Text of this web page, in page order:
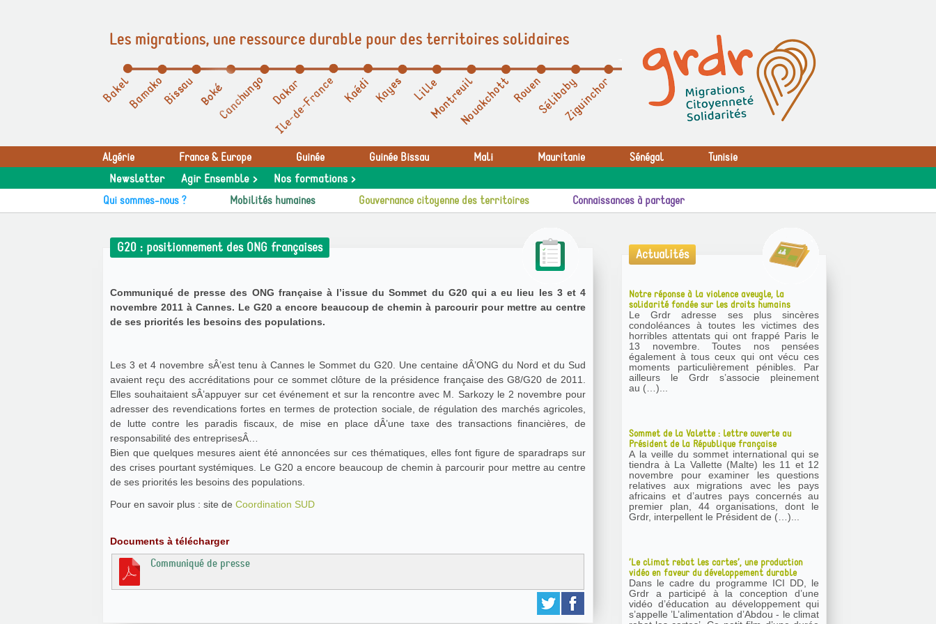
Les migrations, une ressource durable pour des territoires solidaires
Algérie France & Europe Guinée Guinée Bissau Mali Mauritanie Sénégal Tunisie
Newsletter Agir Ensemble > Nos formations >
Qui sommes-nous ? Mobilités humaines Gouvernance citoyenne des territoires Connaissances à partager
G20 : positionnement des ONG françaises
Communiqué de presse des ONG française à l’issue du Sommet du G20 qui a eu lieu les 3 et 4
novembre 2011 à Cannes. Le G20 a encore beaucoup de chemin à parcourir pour mettre au centre
de ses priorités les besoins des populations.
Les 3 et 4 novembre sÂ’est tenu à Cannes le Sommet du G20. Une centaine dÂ’ONG du Nord et du Sud
avaient reçu des accréditations pour ce sommet clôture de la présidence française des G8/G20 de 2011.
Elles souhaitaient sÂ’appuyer sur cet événement et sur la rencontre avec M. Sarkozy le 2 novembre pour
adresser des revendications fortes en termes de protection sociale, de régulation des marchés agricoles,
de lutte contre les paradis fiscaux, de mise en place dÂ’une taxe des transactions financières, de
responsabilité des entreprisesÂ…
Bien que quelques mesures aient été annoncées sur ces thématiques, elles font figure de sparadraps sur
des crises pourtant systémiques. Le G20 a encore beaucoup de chemin à parcourir pour mettre au centre
de ses priorités les besoins des populations.
Pour en savoir plus : site de Coordination SUD
Documents à télécharger
Communiqué de presse
Actualités
Notre réponse à la violence aveugle, la
solidarité fondée sur les droits humains
Le Grdr adresse ses plus sincères
condoléances à toutes les victimes des
horribles attentats qui ont frappé Paris le
13 novembre. Toutes nos pensées
également à tous ceux qui ont vécu ces
moments particulièrement pénibles. Par
ailleurs le Grdr s’associe pleinement
au (…)...
Sommet de la Valette : lettre ouverte au
Président de la République française
A la veille du sommet international qui se
tiendra à La Vallette (Malte) les 11 et 12
novembre pour examiner les questions
relatives aux migrations avec les pays
africains et d’autres pays concernés au
premier plan, 44 organisations, dont le
Grdr, interpellent le Président de (…)...
’Le climat rebat les cartes’, une production
vidéo en faveur du développement durable
Dans le cadre du programme ICI DD, le
Grdr a participé à la conception d’une
vidéo d’éducation au développement qui
s’appelle ’L’alimentation d’Abdou - le climat